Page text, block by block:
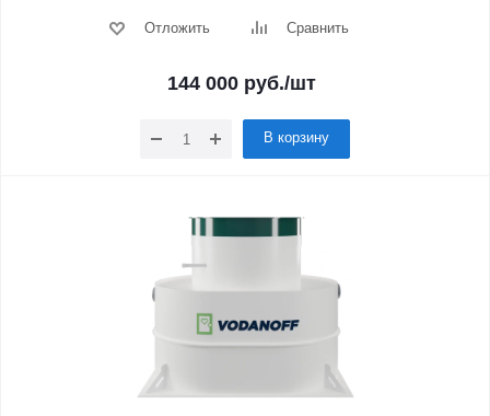
Отложить Сравнить
144 000руб./шт
В корзину